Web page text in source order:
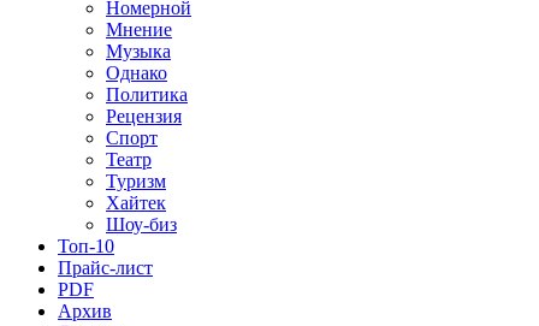
Номерной
Мнение
Музыка
Однако
Политика
Рецензия
Спорт
Театр
Туризм
Хайтек
Шоу-биз
Топ-10
Прайс-лист
PDF
Архив